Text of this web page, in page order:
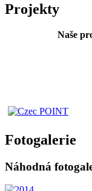
Projekty
Naše
Fotogalerie
Náhodná